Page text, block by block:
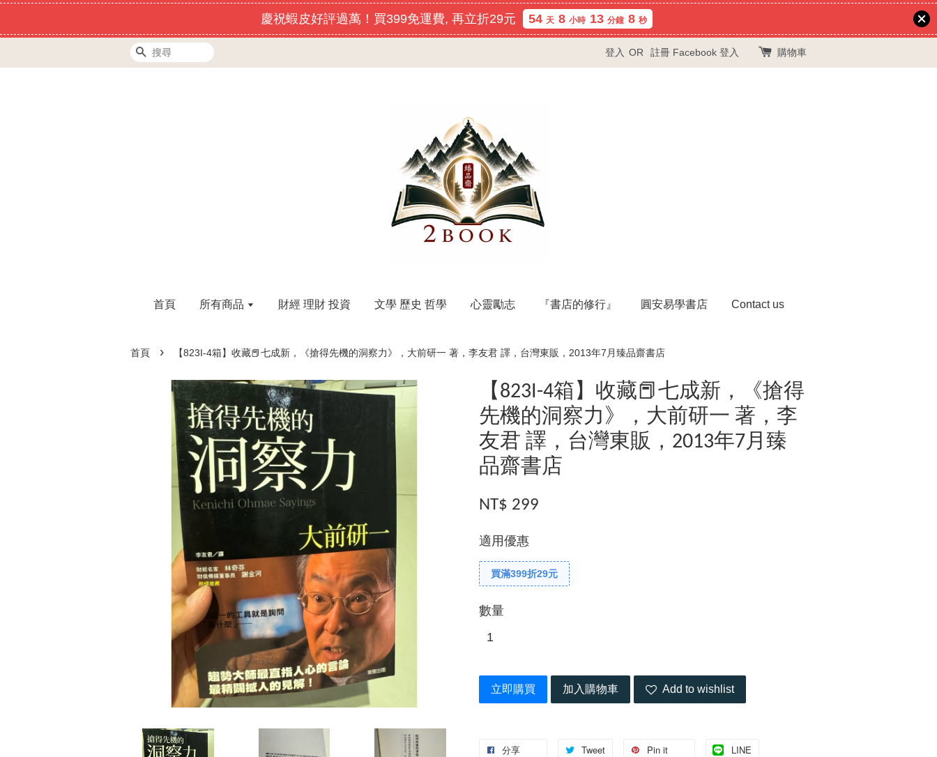
慶祝蝦皮好評過萬！買399免運費, 再立折29元 54 天 8 小時 13 分鐘 6 秒
搜尋 登入 OR 註冊 Facebook 登入 購物車
首頁 所有商品 財經 理財 投資 文學 歷史 哲學 心靈勵志 『書店的修行』 圓安易學書店 Contact us
首頁 › 【823I-4箱】收藏📕七成新，《搶得先機的洞察力》，大前研一 著，李友君 譯，台灣東販，2013年7月臻品齋書店
【823I-4箱】收藏📕七成新，《搶得
先機的洞察力》，大前研一 著，李
友君 譯，台灣東販，2013年7月臻
品齋書店
NT$ 299
適用優惠
買滿399折29元
數量
立即購買 加入購物車 Add to wishlist
分享 Tweet Pin it LINE